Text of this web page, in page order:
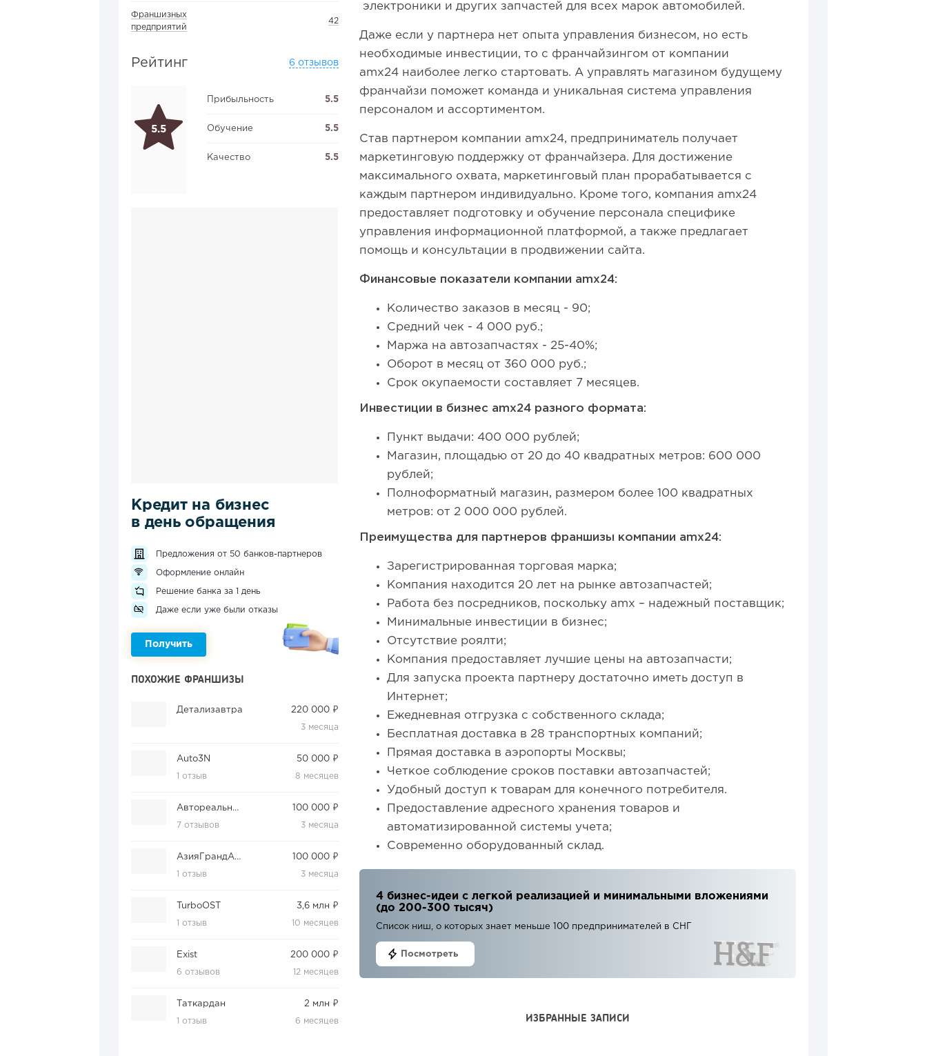
Франшизных
предприятий
42
Рейтинг 6 отзывов
5.5
Прибыльность 5.5
Обучение 5.5
Качество 5.5
Кредит на бизнес
в день обращения
Предложения от 50 банков-партнеров
Оформление онлайн
Решение банка за 1 день
Даже если уже были отказы
Получить
ПОХОЖИЕ ФРАНШИЗЫ
Детализавтра 220 000 ₽
3 месяца
Auto3N
1 отзыв
50 000 ₽
8 месяцев
Автореальность
7 отзывов
100 000 ₽
3 месяца
АзияГрандАвто
1 отзыв
100 000 ₽
3 месяца
TurboOST
1 отзыв
3,6 млн ₽
10 месяцев
Exist
6 отзывов
200 000 ₽
12 месяцев
Таткардан
1 отзыв
2 млн ₽
6 месяцев
электроники и других запчастей для всех марок автомобилей.
Даже если у партнера нет опыта управления бизнесом, но есть
необходимые инвестиции, то с франчайзингом от компании
amx24 наиболее легко стартовать. А управлять магазином будущему
франчайзи поможет команда и уникальная система управления
персоналом и ассортиментом.
Став партнером компании amx24, предприниматель получает
маркетинговую поддержку от франчайзера. Для достижение
максимального охвата, маркетинговый план прорабатывается с
каждым партнером индивидуально. Кроме того, компания amx24
предоставляет подготовку и обучение персонала специфике
управления информационной платформой, а также предлагает
помощь и консультации в продвижении сайта.
Финансовые показатели компании amx24:
Количество заказов в месяц - 90;
Средний чек - 4 000 руб.;
Маржа на автозапчастях - 25-40%;
Оборот в месяц от 360 000 руб.;
Срок окупаемости составляет 7 месяцев.
Инвестиции в бизнес amx24 разного формата:
Пункт выдачи: 400 000 рублей;
Магазин, площадью от 20 до 40 квадратных метров: 600 000
рублей;
Полноформатный магазин, размером более 100 квадратных
метров: от 2 000 000 рублей.
Преимущества для партнеров франшизы компании amx24:
Зарегистрированная торговая марка;
Компания находится 20 лет на рынке автозапчастей;
Работа без посредников, поскольку amx – надежный поставщик;
Минимальные инвестиции в бизнес;
Отсутствие роялти;
Компания предоставляет лучшие цены на автозапчасти;
Для запуска проекта партнеру достаточно иметь доступ в
Интернет;
Ежедневная отгрузка с собственного склада;
Бесплатная доставка в 28 транспортных компаний;
Прямая доставка в аэропорты Москвы;
Четкое соблюдение сроков поставки автозапчастей;
Удобный доступ к товарам для конечного потребителя.
Предоставление адресного хранения товаров и
автоматизированной системы учета;
Современно оборудованный склад.
4 бизнес-идеи с легкой реализацией и минимальными вложениями
(до 200-300 тысяч)
Список ниш, о которых знает меньше 100 предпринимателей в СНГ
Посмотреть
ИЗБРАННЫЕ ЗАПИСИ